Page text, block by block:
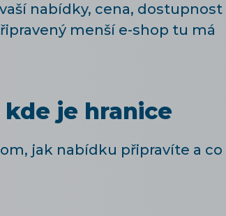
nabídky, cena, dostupnost
menší e-shop tu má
je hranice
jak nabídku připravíte a co